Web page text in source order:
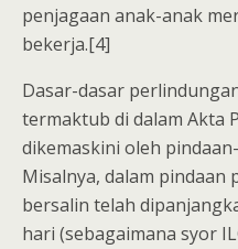
penjagaan anak-anak
bekerja.[4]
Dasar-dasar
termaktub di dalam Akta
dikemaskini oleh
Misalnya, dalam pindaan
bersalin telah
hari (sebagaimana syor